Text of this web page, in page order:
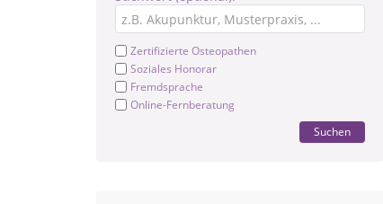
Zertifizierte Osteopathen
Soziales Honorar
Fremdsprache
Online-Fernberatung
Suchen